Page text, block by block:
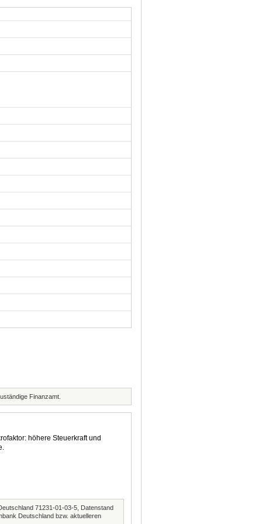
Finanzamt.
höhere Steuerkraft und
71231-01-03-5, Datenstand
Deutschland bzw. aktuelleren